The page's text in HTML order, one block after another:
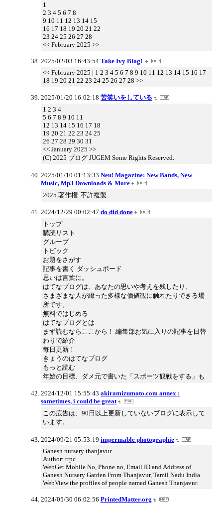
1
2 3 4 5 6 7 8
9 10 11 12 13 14 15
16 17 18 19 20 21 22
23 24 25 26 27 28
<< February 2025 >>
2025/02/03 16:43:54 Take Ivy Blog!
<< February 2025 | 1 2 3 4 5 6 7 8 9 10 11 12 13 14 15 16 17
18 19 20 21 22 23 24 25 26 27 28 >>
2025/01/20 16:02:18 苦笑いをしている
1 2 3 4
5 6 7 8 9 10 11
12 13 14 15 16 17 18
19 20 21 22 23 24 25
26 27 28 29 30 31
<< January 2025 >>
(C) 2025 ブログ JUGEM Some Rights Reserved.
2025/01/10 01:13:33 Neu! Magazine: New Bands, New
Music, Mp3 Downloads & More
2025 著作権. 不許複製
2024/12/29 00:02:47 do did done
トップ
購読リスト
グループ
トピック
お題をさがす
記事を書く ダッシュボード
思いは言葉に。
はてなブログは、あなたの思いや考えを残したり、
さまざまな人が綴った多様な価値観に触れたりできる場
所です。
無料ではじめる
はてなブログとは
まず読むならここから！ 編集部お気に入りの記事を日替
わりで紹介
毎日更新！
きょうのはてなブログ
もっと読む
年始の目標、ダメ元で書いた「スポーツ観戦をする」も
2024/12/01 15:55:43 akiramizumoto.com annex :
sometimes, i could be great
この広告は、90日以上更新していないブログに表示して
います。
2024/09/21 05:53:19 impermable photographie
Ganesh nursery thanjavur
Author: trpc
WebGet Mobile No, Phone no, Email ID and Address of
Ganesh Nursery Garden From Thanjavur, Tamil Nadu India
WebView the profiles of people named Ganesh Thanjavur.
2024/05/30 06:02:56 PrintedMatter.org